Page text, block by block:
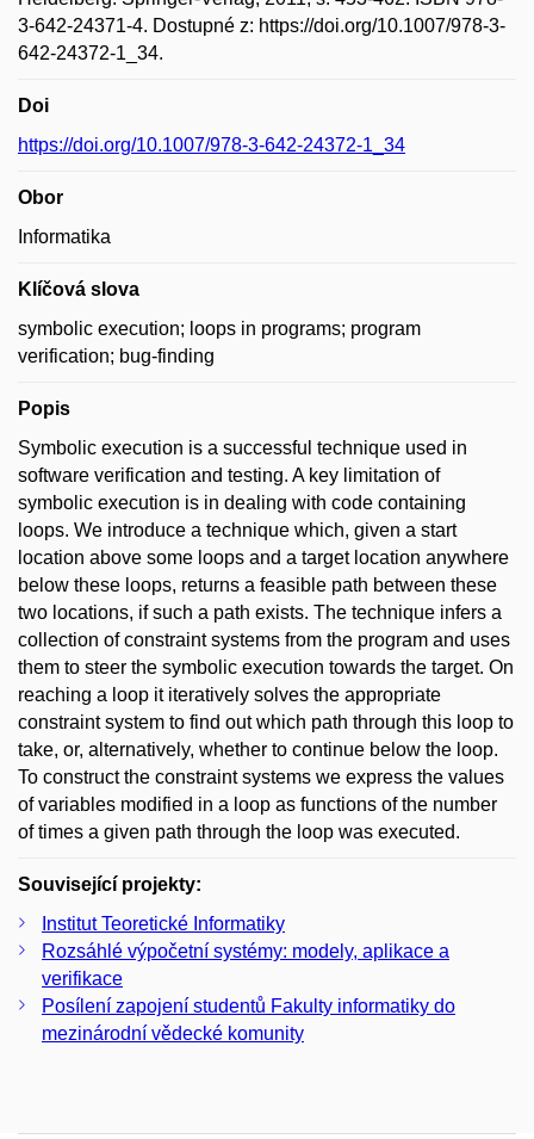
3-642-24371-4. Dostupné z: https://doi.org/10.1007/978-3-
642-24372-1_34.
Doi
https://doi.org/10.1007/978-3-642-24372-1_34
Obor
Informatika
Klíčová slova
symbolic execution; loops in programs; program
verification; bug-finding
Popis
Symbolic execution is a successful technique used in
software verification and testing. A key limitation of
symbolic execution is in dealing with code containing
loops. We introduce a technique which, given a start
location above some loops and a target location anywhere
below these loops, returns a feasible path between these
two locations, if such a path exists. The technique infers a
collection of constraint systems from the program and uses
them to steer the symbolic execution towards the target. On
reaching a loop it iteratively solves the appropriate
constraint system to find out which path through this loop to
take, or, alternatively, whether to continue below the loop.
To construct the constraint systems we express the values
of variables modified in a loop as functions of the number
of times a given path through the loop was executed.
Související projekty:
Institut Teoretické Informatiky
Rozsáhlé výpočetní systémy: modely, aplikace a
verifikace
Posílení zapojení studentů Fakulty informatiky do
mezinárodní vědecké komunity